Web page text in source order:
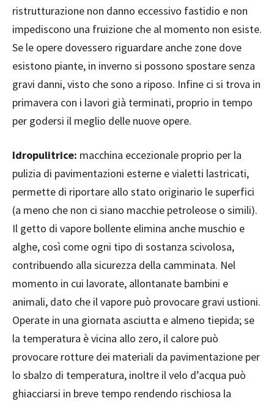
ristrutturazione non danno eccessivo fastidio e non
impediscono una fruizione che al momento non esiste.
Se le opere dovessero riguardare anche zone dove
esistono piante, in inverno si possono spostare senza
gravi danni, visto che sono a riposo. Infine ci si trova in
primavera con i lavori già terminati, proprio in tempo
per godersi il meglio delle nuove opere.
Idropulitrice: macchina eccezionale proprio per la
pulizia di pavimentazioni esterne e vialetti lastricati,
permette di riportare allo stato originario le superfici
(a meno che non ci siano macchie petroleose o simili).
Il getto di vapore bollente elimina anche muschio e
alghe, così come ogni tipo di sostanza scivolosa,
contribuendo alla sicurezza della camminata. Nel
momento in cui lavorate, allontanate bambini e
animali, dato che il vapore può provocare gravi ustioni.
Operate in una giornata asciutta e almeno tiepida; se
la temperatura è vicina allo zero, il calore può
provocare rotture dei materiali da pavimentazione per
lo sbalzo di temperatura, inoltre il velo d’acqua può
ghiacciarsi in breve tempo rendendo rischiosa la